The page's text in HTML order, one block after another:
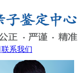
联系我们